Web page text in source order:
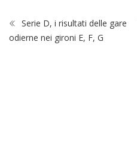
Serie D, i risultati delle gare
odierne nei gironi E, F, G